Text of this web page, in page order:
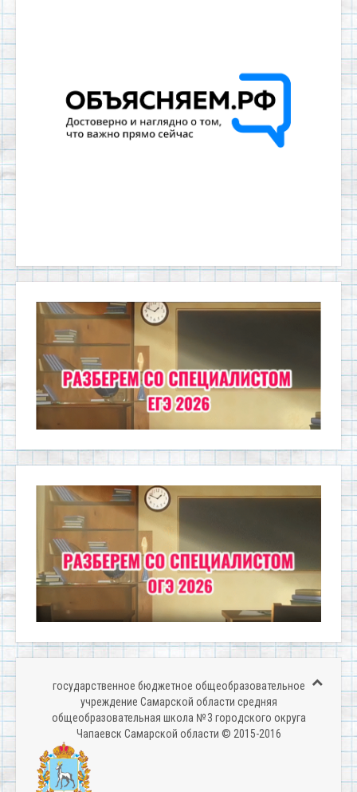
государственное бюджетное общеобразовательное
учреждение Самарской области средняя
общеобразовательная школа № 3 городского округа
Чапаевск Самарской области © 2015-2016